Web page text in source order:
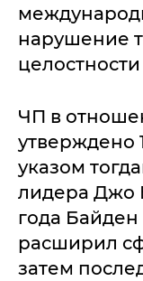
нарушение
целостности
ЧП в
утверждено
указом
лидера Джо
года Байден
расширил
затем